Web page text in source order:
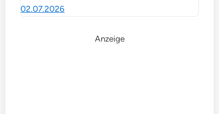
02.07.2026
Anzeige